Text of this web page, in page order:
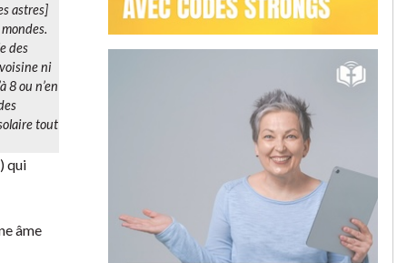
astres]
des
ni
8 ou n’en
tout
qui
âme